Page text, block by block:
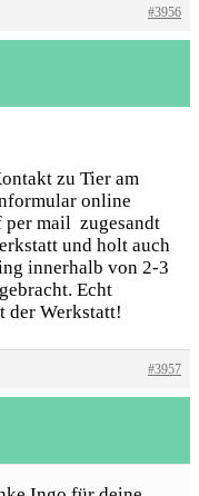
#3956
zu Tier am
online
per mail zugesandt
und holt auch
innerhalb von 2-3
Echt
der Werkstatt!
#3957